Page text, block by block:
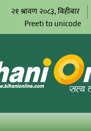
२१ श्रावण २०८३, बिहीबार
Preeti to unicode